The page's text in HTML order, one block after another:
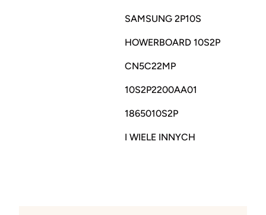
SAMSUNG 2P10S
HOWERBOARD 10S2P
CN5C22MP
10S2P2200AA01
1865010S2P
I WIELE INNYCH